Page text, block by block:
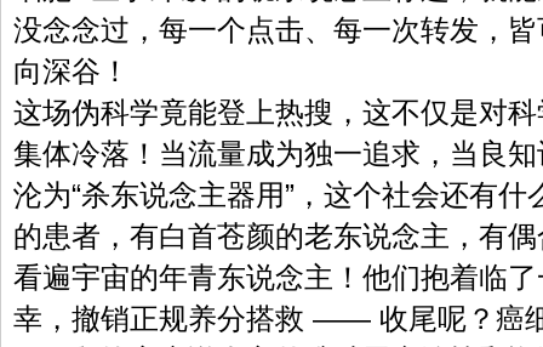
没念念过，每一个点击、每一次转发，
向深谷！
这场伪科学竟能登上热搜，这不仅是对
集体冷落！当流量成为独一追求，当良
沦为“杀东说念主器用”，这个社会还有
的患者，有白首苍颜的老东说念主，有
看遍宇宙的年青东说念主！他们抱着临
幸，撤销正规养分搭救 —— 收尾呢？癌